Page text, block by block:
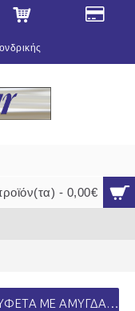
- 0,00€
almond κουφέτα με
CHOCO NUT CHOCO ALMOND ΚΟΥΦΈΤΑ ΜΕ ΑΜΎΓΔΑΛΟ '' ΧΑΤΖΗΓΙΑΝΝΆΚΗ''